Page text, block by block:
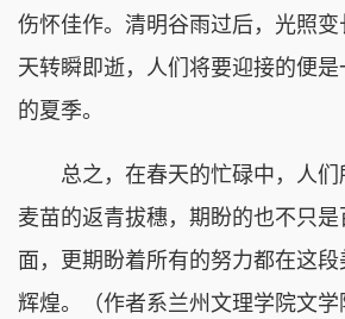
伤怀佳作。清明谷雨过后，光照
天转瞬即逝，人们将要迎接的便
的夏季。
总之，在春天的忙碌中，人们
麦苗的返青拔穗，期盼的也不只
面，更期盼着所有的努力都在这
辉煌。（作者系兰州文理学院文学